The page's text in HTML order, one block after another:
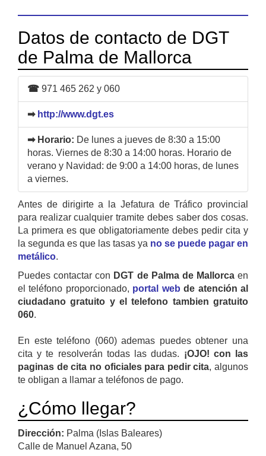
Datos de contacto de DGT
de Palma de Mallorca
☎ 971 465 262 y 060
➡ http://www.dgt.es
➡ Horario: De lunes a jueves de 8:30 a 15:00
horas. Viernes de 8:30 a 14:00 horas. Horario de
verano y Navidad: de 9:00 a 14:00 horas, de lunes
a viernes.
Antes de dirigirte a la Jefatura de Tráfico provincial
para realizar cualquier tramite debes saber dos cosas.
La primera es que obligatoriamente debes pedir cita y
la segunda es que las tasas ya no se puede pagar en
metálico.
Puedes contactar con DGT de Palma de Mallorcaen
el teléfono proporcionado, portal web de atención al
ciudadano gratuito y el telefono tambien gratuito
060.
En este teléfono (060) ademas puedes obtener una
cita y te resolverán todas las dudas. ¡OJO! con las
paginas de cita no oficiales para pedir cita, algunos
te obligan a llamar a teléfonos de pago.
¿Cómo llegar?
Dirección: Palma (Islas Baleares)
Calle de Manuel Azana, 50